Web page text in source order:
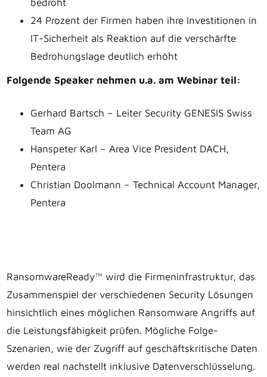
24 Prozent der Firmen haben ihre Investitionen in
IT-Sicherheit als Reaktion auf die verschärfte
Bedrohungslage deutlich erhöht
Folgende Speaker nehmen u.a. am Webinar teil:
Gerhard Bartsch – Leiter Security GENESIS Swiss
Team AG
Hanspeter Karl – Area Vice President DACH,
Pentera
Christian Doolmann – Technical Account Manager,
Pentera
RansomwareReady™ wird die Firmeninfrastruktur, das
Zusammenspiel der verschiedenen Security Lösungen
hinsichtlich eines möglichen Ransomware Angriffs auf
die Leistungsfähigkeit prüfen. Mögliche Folge-
Szenarien, wie der Zugriff auf geschäftskritische Daten
werden real nachstellt inklusive Datenverschlüsselung.